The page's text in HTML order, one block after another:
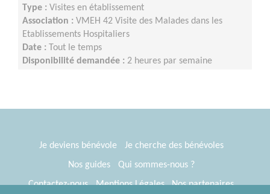
Type : Visites en établissement
Association : VMEH 42 Visite des Malades dans les
Etablissements Hospitaliers
Date :
Tout le temps
Disponibilité demandée : 2 heures par semaine
Je deviens bénévole
Je cherche des bénévoles
Nos guides
Qui sommes-nous ?
Contactez-nous
Mentions Légales Nos partenaires